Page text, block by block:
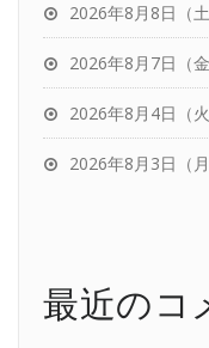
2026年8月8日（
2026年8月7日（
2026年8月4日（
2026年8月3日（
最近のコ